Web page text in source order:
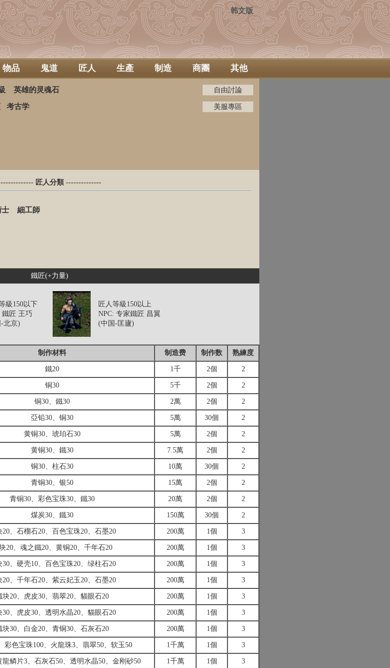
韩文版
物品 鬼道 匠人 生產 制造 商團 其他
英雄的灵魂石 自由討論
考古学 美服專區
匠人分類 --------------
士 細工師
鐵匠(+力量)
級150以下
鐵匠 王巧
北京)
匠人等級150以上
NPC: 专家鐵匠 昌翼
(中国-匡廬)
制作材料 制造费 制作数 熟練度
鐵20 1千 2個 2
铜30 5千 2個 2
铜30、鐵30 2萬 2個 2
亞铅30、铜30 5萬 30個 2
黄铜30、琥珀石30 5萬 2個 2
黄铜30、鐵30 7.5萬 2個 2
铜30、柱石30 10萬 30個 2
青铜30、银50 15萬 2個 2
青铜30、彩色宝珠30、鐵30 20萬 2個 2
煤炭30、鐵30 150萬 30個 2
20、石榴石20、百色宝珠20、石墨20 200萬 1個 3
20、魂之鐵20、黄铜20、千年石20 200萬 1個 3
30、硬壳10、百色宝珠20、绿柱石20 200萬 1個 3
20、千年石20、紫云妃玉20、石墨20 200萬 1個 3
块20、虎皮30、翡翠20、貓眼石20 200萬 1個 3
30、虎皮30、透明水晶20、貓眼石20 200萬 1個 3
块30、白金20、青铜30、石灰石20 200萬 1個 3
彩色宝珠100、火龍珠3、翡翠50、软玉50 1千萬 1個 3
龍鳞片3、石灰石50、透明水晶50、金刚砂50 1千萬 1個 3